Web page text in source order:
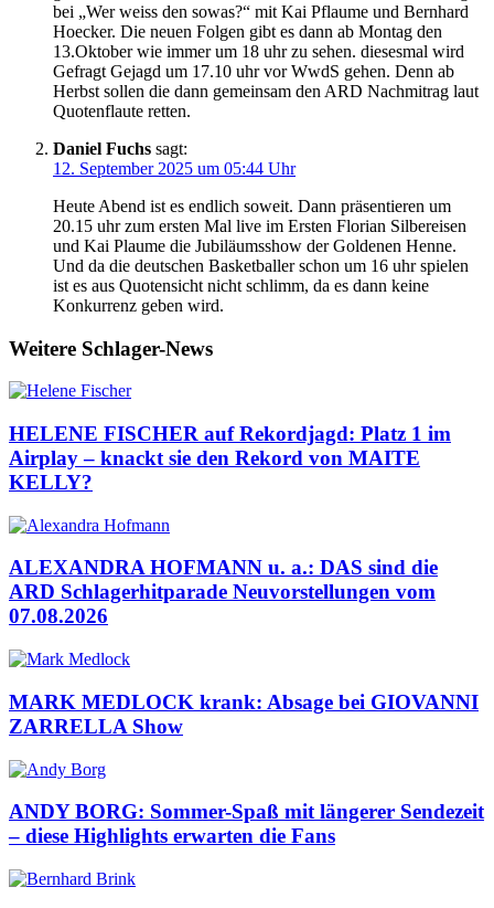
bei „Wer weiss den sowas?“ mit Kai Pflaume und Bernhard
Hoecker. Die neuen Folgen gibt es dann ab Montag den
13.Oktober wie immer um 18 uhr zu sehen. diesesmal wird
Gefragt Gejagd um 17.10 uhr vor WwdS gehen. Denn ab
Herbst sollen die dann gemeinsam den ARD Nachmitrag laut
Quotenflaute retten.
Daniel Fuchs sagt:
12. September 2025 um 05:44 Uhr
Heute Abend ist es endlich soweit. Dann präsentieren um
20.15 uhr zum ersten Mal live im Ersten Florian Silbereisen
und Kai Plaume die Jubiläumsshow der Goldenen Henne.
Und da die deutschen Basketballer schon um 16 uhr spielen
ist es aus Quotensicht nicht schlimm, da es dann keine
Konkurrenz geben wird.
Weitere Schlager-News
HELENE FISCHER auf Rekordjagd: Platz 1 im
Airplay – knackt sie den Rekord von MAITE
KELLY?
ALEXANDRA HOFMANN u. a.: DAS sind die
ARD Schlagerhitparade Neuvorstellungen vom
07.08.2026
MARK MEDLOCK krank: Absage bei GIOVANNI
ZARRELLA Show
ANDY BORG: Sommer-Spaß mit längerer Sendezeit
– diese Highlights erwarten die Fans